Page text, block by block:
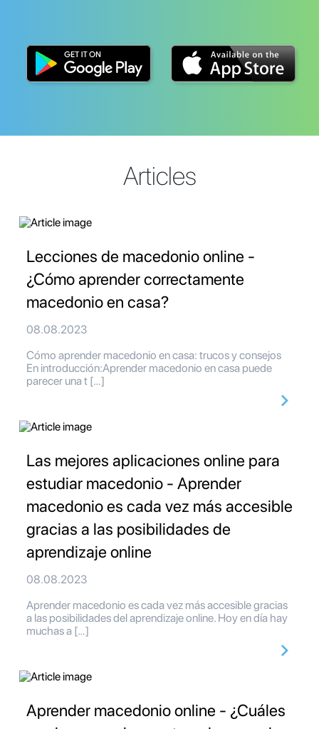
Articles
Lecciones de macedonio online -
¿Cómo aprender correctamente
macedonio en casa?
08.08.2023
Cómo aprender macedonio en casa: trucos y consejos
En introducción:Aprender macedonio en casa puede
parecer una t […]
Las mejores aplicaciones online para
estudiar macedonio - Aprender
macedonio es cada vez más accesible
gracias a las posibilidades de
aprendizaje online
08.08.2023
Aprender macedonio es cada vez más accesible gracias
a las posibilidades del aprendizaje online. Hoy en día hay
muchas a […]
Aprender macedonio online - ¿Cuáles